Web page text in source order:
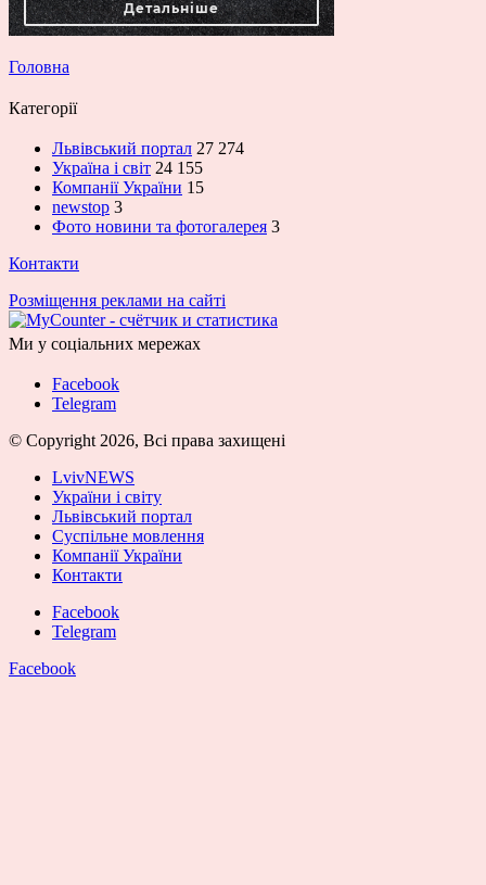
Головна
Категорії
Львівський портал 27 274
Україна і світ 24 155
Компанії України 15
newstop 3
Фото новини та фотогалерея 3
Контакти
Розміщення реклами на сайті
Ми у соціальних мережах
Facebook
Telegram
© Copyright 2026, Всі права захищені
LvivNEWS
України і світу
Львівський портал
Суспільне мовлення
Компанії України
Контакти
Facebook
Telegram
Facebook